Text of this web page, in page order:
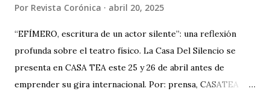
Por Revista Corónica abril 20, 2025
“EFÍMERO, escritura de un actor silente”: una reflexión
profunda sobre el teatro físico. La Casa Del Silencio se
presenta en CASA TEA este 25 y 26 de abril antes de
emprender su gira internacional. Por: prensa, CASATEA